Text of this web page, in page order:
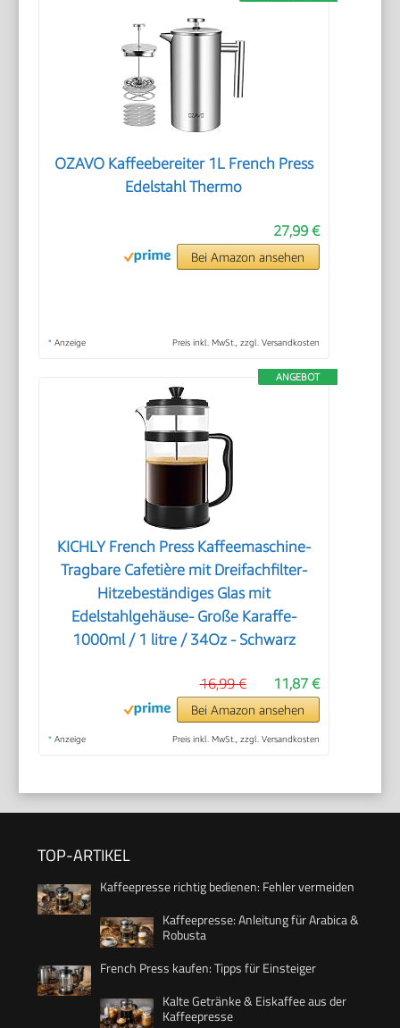
OZAVO Kaffeebereiter 1L French Press
Edelstahl Thermo
27,99 €
Bei Amazon ansehen
* Anzeige Preis inkl. MwSt., zzgl. Versandkosten
ANGEBOT
KICHLY French Press Kaffeemaschine-
Tragbare Cafetière mit Dreifachfilter-
Hitzebeständiges Glas mit
Edelstahlgehäuse- Große Karaffe-
1000ml / 1 litre / 34Oz - Schwarz
11,87 €
16,99 €
Bei Amazon ansehen
* Anzeige Preis inkl. MwSt., zzgl. Versandkosten
TOP-ARTIKEL
Kaffeepresse richtig bedienen: Fehler vermeiden
Kaffeepresse: Anleitung für Arabica &
Robusta
French Press kaufen: Tipps für Einsteiger
Kalte Getränke & Eiskaffee aus der
Kaffeepresse